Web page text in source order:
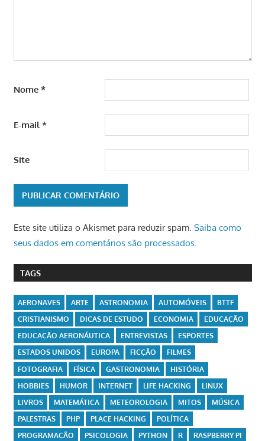
Nome *
E-mail *
Site
Este site utiliza o Akismet para reduzir spam. Saiba como
seus dados em comentários são processados.
TAGS
AERONAVES ARTE ASTRONOMIA AUTOMÓVEIS
BTTF
CRISTIANISMO
DICAS DE ESTUDO ECONOMIA
EDUCAÇÃO
EDUCAÇÃO AERONÁUTICA
ENTREVISTAS
ESPORTES
ESTADOS UNIDOS
EUROPA FICÇÃO
FILMES
FOTOGRAFIA
FÍSICA GASTRONOMIA
HISTÓRIA
HOBBIES
HUMOR INTERNET LIFE HACKING
LINUX
LIVROS
MATEMÁTICA METEOROLOGIA MITOS
MÚSICA
PALESTRAS
PHP PLACE HACKING
POLÍTICA
PROGRAMAÇÃO
PSICOLOGIA PYTHON R
RASPBERRY PI